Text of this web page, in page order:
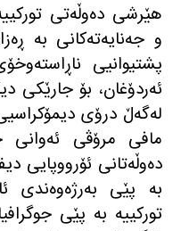
هێرشی دهوڵهتی
و جهنایهتهكانی به ڕه
پشتیوانیی ناڕاسته
ئهردۆغان، بۆ جارێكی
لهگهڵ درۆی
مافی مرۆڤی ئهوانی
دهوڵهتانی ئۆرووپایی
به
پێی بهرژهوهندی
توركییه به پێی